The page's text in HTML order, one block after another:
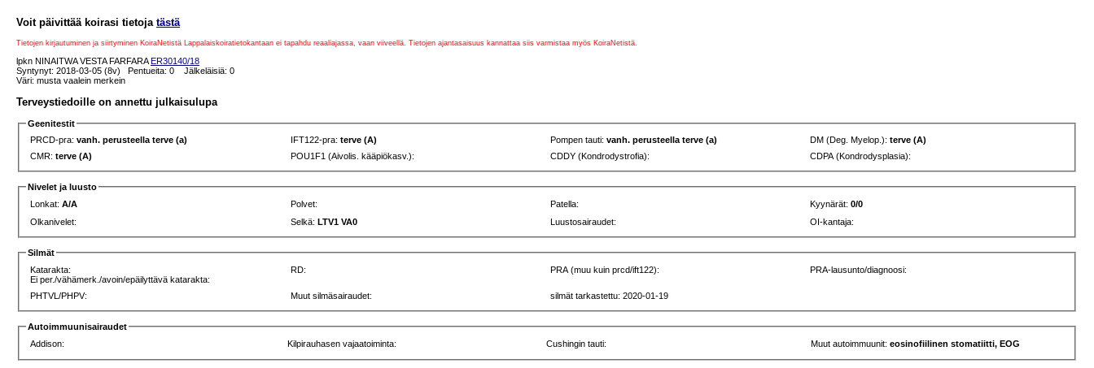
Voit päivittää koirasi tietoja tästä
Tietojen kirjautuminen ja siirtyminen KoiraNetistä Lappalaiskoiratietokantaan ei tapahdu reaaliajassa, vaan viiveellä. Tietojen ajantasaisuus kannattaa siis varmistaa myös KoiraNetistä.
lpkn NINAITWA VESTA FARFARAER30140/18
Syntynyt: 2018-03-05 (8v) Pentueita: 0 Jälkeläisiä: 0
Väri: musta vaalein merkein
Terveystiedoille on annettu julkaisulupa
Geenitestit
PRCD-pra:vanh. perusteella terve (a) IFT122-pra:terve (A) Pompen tauti:vanh. perusteella terve (a) DM (Deg. Myelop.):terve (A)
CMR:terve (A) POU1F1 (Aivolis. kääpiökasv.): CDDY (Kondrodystrofia): CDPA (Kondrodysplasia):
Nivelet ja luusto
Lonkat:A/A Polvet: Patella: Kyynärät:0/0
Olkanivelet:
Selkä:LTV1 VA0 Luustosairaudet: OI-kantaja:
Silmät
Katarakta:
Ei per./vähämerk./avoin/epäilyttävä katarakta:
RD: PRA (muu kuin prcd/ift122): PRA-lausunto/diagnoosi:
PHTVL/PHPV: Muut silmäsairaudet: silmät tarkastettu: 2020-01-19
Autoimmuunisairaudet
Addison:
Kilpirauhasen vajaatoiminta: Cushingin tauti: Muut autoimmuunit:eosinofiilinen stomatiitti, EOG